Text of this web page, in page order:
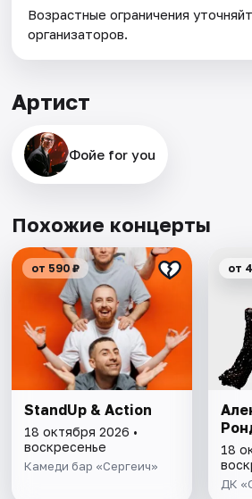
Возрастные ограничения
организаторов.
Артист
Фойе for you
Похожие концерты
от 590 ₽
StandUp & Action
18 октября 2026 •
воскресенье
Камеди бар «Сергеич»
от
18
ДК